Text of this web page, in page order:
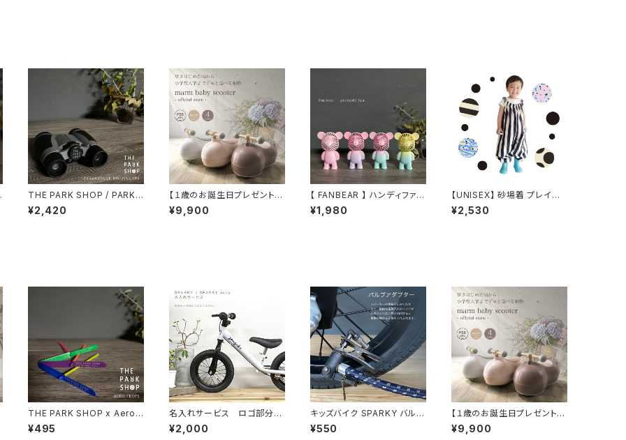
THE PARK SHOP / PARKR
ANGER BINOCULARS TP
S-425 4×30mmガリレオ式
¥2,420
【１歳のお誕生日プレゼント】
乗用玩具 marm ベビースク
ーター 静音キャスター採用 3
¥9,900
【 FANBEAR 】 ハンディファ
ン ポータブルファン ミニフ
ァン 携帯扇風機 ポータブ
¥1,980
【UNISEX】 砂場着 プレイウ
ェア
¥2,530
THE PARK SHOP x Aero
Props 竹とんぼ ドラゴンフラ
イ Dragonfly
¥495
名入れサービス ロゴ部分の
カスタム
¥2,000
キッズバイク SPARKY バルブ
アダプター 英式-英式 幼児車
用アダプター 英式バルブ アダ
¥550
【１歳のお誕生日プレゼント】
乗用玩具 marm ベビースク
ーター 静音キャスター採用 3
¥9,900